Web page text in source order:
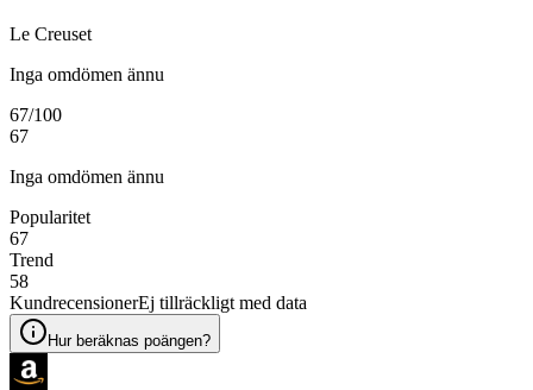
Le Creuset
Inga omdömen ännu
67/100
67
Inga omdömen ännu
Popularitet
67
Trend
58
KundrecensionerEj tillräckligt med data
Hur beräknas poängen?